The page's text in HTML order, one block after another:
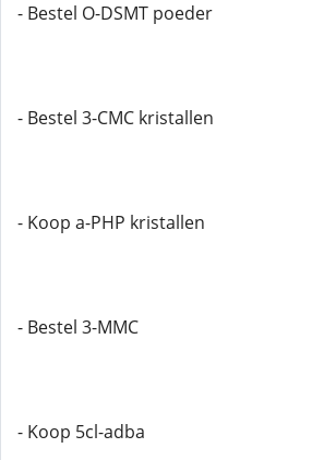
- Bestel O-DSMT poeder
- Bestel 3-CMC kristallen
- Koop a-PHP kristallen
- Bestel 3-MMC
- Koop 5cl-adba